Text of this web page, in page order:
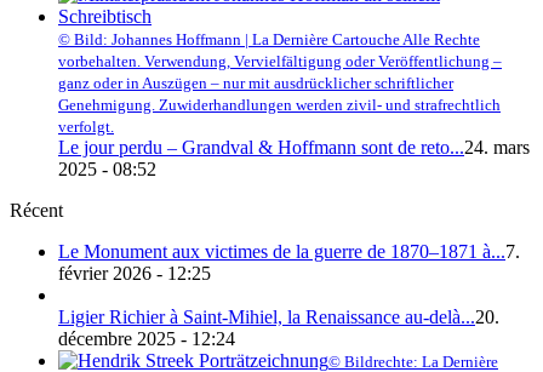
© Bild: Johannes Hoffmann | La Dernière Cartouche Alle Rechte
vorbehalten. Verwendung, Vervielfältigung oder Veröffentlichung –
ganz oder in Auszügen – nur mit ausdrücklicher schriftlicher
Genehmigung. Zuwiderhandlungen werden zivil- und strafrechtlich
verfolgt.
Le jour perdu – Grandval & Hoffmann sont de reto...24. mars
2025 - 08:52
Récent
Le Monument aux victimes de la guerre de 1870–1871 à...7.
février 2026 - 12:25
Ligier Richier à Saint-Mihiel, la Renaissance au-delà...20.
décembre 2025 - 12:24
© Bildrechte: La Dernière